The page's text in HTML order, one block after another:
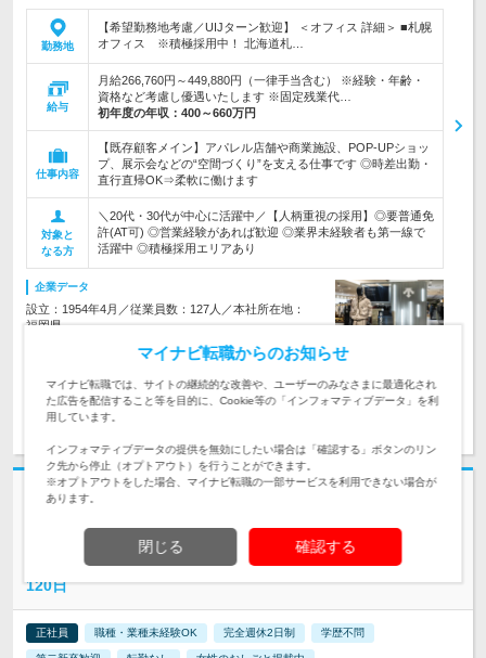
勤務地
【希望勤務地考慮／UIJターン歓迎】 ＜オフィス 詳細＞ ■札幌
オフィス ※積極採用中！ 北海道札…
給与
月給266,760円～449,880円（一律手当含む） ※経験・年齢・
資格など考慮し優遇いたします ※固定残業代…
初年度の年収： 400～660万円
仕事内容
【既存顧客メイン】アパレル店舗や商業施設、POP-UPショッ
プ、展示会などの“空間づくり”を支える仕事です ◎時差出勤・
直行直帰OK⇒柔軟に働けます
対象と
なる方
＼20代・30代が中心に活躍中／【人柄重視の採用】◎要普通免
許(AT可) ◎営業経験があれば歓迎 ◎業界未経験者も第一線で
活躍中 ◎積極採用エリアあり
企業データ
設立：1954年4月／従業員数：127人／本社所在地：
福岡県
求人詳細を見る
志望動機・自己PR不要
あり ◆グローバルに活躍可能
＼プロスポーツの公式ショップ／【ストア運営】★年間休日
120日
正社員 職種・業種未経験OK 完全週休2日制 学歴不問
マイナビ転職からのお知らせ
マイナビ転職では、サイトの継続的な改善や、ユーザーのみなさまに最適化され
た広告を配信すること等を目的に、Cookie等の「インフォマティブデータ」を利
用しています。
インフォマティブデータの提供を無効にしたい場合は「確認する」ボタンのリン
ク先から停止（オプトアウト）を行うことができます。
※オプトアウトをした場合、マイナビ転職の一部サービスを利用できない場合が
あります。
閉じる 確認する